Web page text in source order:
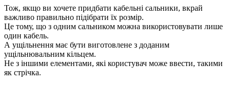
Тож, якщо ви хочете придбати кабельні сальники, вкрай
важливо правильно підібрати їх розмір.
Це тому, що з одним сальником можна використовувати лише
один кабель.
А ущільнення має бути виготовлене з доданим
ущільнювальним кільцем.
Не з іншими елементами, які користувач може ввести, такими
як стрічка.